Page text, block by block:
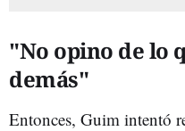
"No opino de lo
demás"
Entonces, Guim intentó